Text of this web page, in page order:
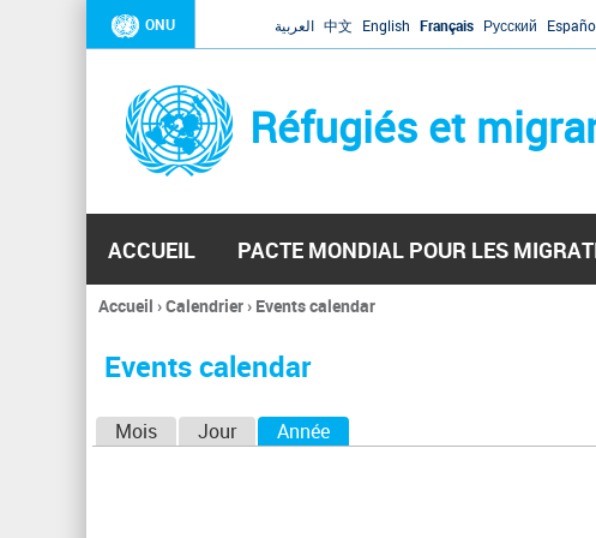
ONU العربية 中文 English Français Русский
Réfugiés et
ACCUEIL PACTE MONDIAL POUR LES
Vous
ici
Accueil ›Calendrier› Events calendar
Events calendar
Mois Jour Année